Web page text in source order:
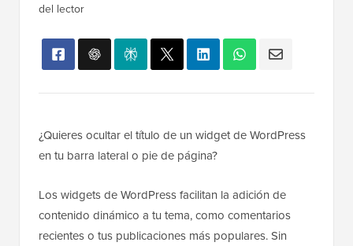
del lector
¿Quieres ocultar el título de un widget de WordPress
en tu barra lateral o pie de página?
Los widgets de WordPress facilitan la adición de
contenido dinámico a tu tema, como comentarios
recientes o tus publicaciones más populares. Sin